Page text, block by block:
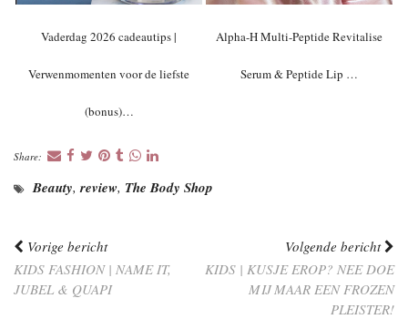
Vaderdag 2026 cadeautips |
Verwenmomenten voor de liefste
(bonus)…
Alpha-H Multi-Peptide Revitalise
Serum & Peptide Lip …
Share:
Beauty, review, The Body Shop
Vorige bericht
KIDS FASHION | NAME IT,
JUBEL & QUAPI
Volgende bericht
KIDS | KUSJE EROP? NEE DOE
MIJ MAAR EEN FROZEN
PLEISTER!